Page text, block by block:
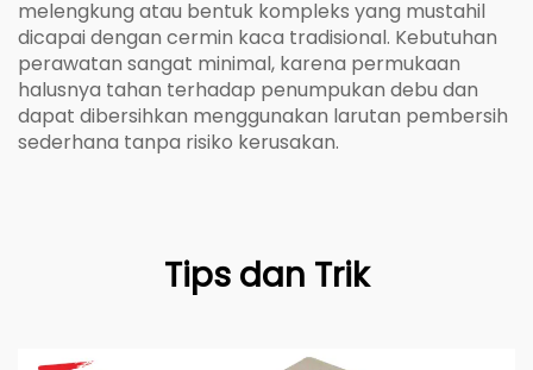
melengkung atau bentuk kompleks yang mustahil
dicapai dengan cermin kaca tradisional. Kebutuhan
perawatan sangat minimal, karena permukaan
halusnya tahan terhadap penumpukan debu dan
dapat dibersihkan menggunakan larutan pembersih
sederhana tanpa risiko kerusakan.
Tips dan Trik